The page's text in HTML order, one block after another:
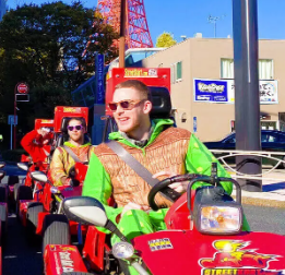
Lokalizację
Tokyo Akihabara#1
Tokyo Shibuya
Tokyo Bay
Osaka